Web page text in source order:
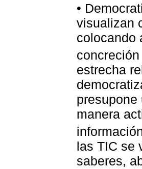
•
visualizan
colocando
concreción
estrecha
presupone
manera
las TIC se
saberes,